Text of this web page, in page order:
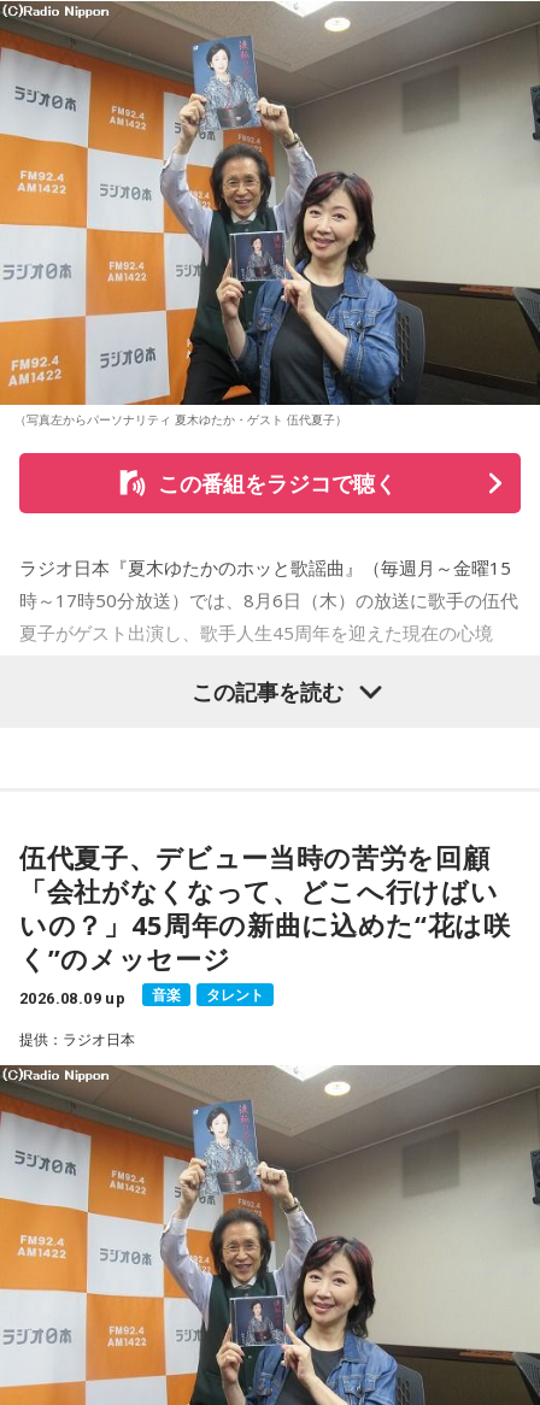
（写真左からパーソナリティ 夏木ゆたか・ゲスト 伍代夏子）
この番組をラジコで聴く
ラジオ日本『夏木ゆたかのホッと歌謡曲』（毎週月～金曜15
時～17時50分放送）では、8月6日（木）の放送に歌手の伍代
夏子がゲスト出演し、歌手人生45周年を迎えた現在の心境
ることを明かした。また、歌手はレコーディングを終えた
後、自分自身が“演出家”となって楽曲を育てていく仕事でもあ
ると語り、長年培ってきた表現者としての思いを語った。
一方で、デビュー当時は決して順風満帆ではなかった。デビ
けばいいの？」と途方に暮れたことや、芸名を何度も変えな
がら挑戦を続けてきた日々を振り返る。それでも諦めずに歌
い続けた経験が、45周年記念シングル「露天の花」に込めた
「どんな環境でも花は咲く」「その場所で咲く花がある」と
いうメッセージにつながっていると話した。人生は何度でも
立ち上がれるという応援歌は、自身の歩みそのものでもある
という。
さらに、趣味についてもトークを展開。愛犬と過ごす時間を
増やすために驚くべきあるものを購入したと言う。さて何を
購入したのか…？ 詳しくはradikoタイムフリーで！
この記事を読む
伍代夏子、デビュー当時の苦労を回顧
「会社がなくなって、どこへ行けばい
いの？」45周年の新曲に込めた“花は咲
く”のメッセージ
2026.08.09 up 音楽 タレント
提供：ラジオ日本